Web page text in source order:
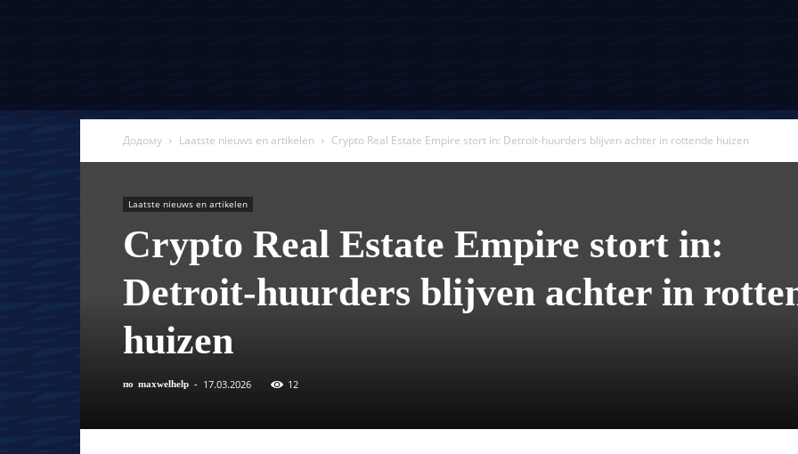
Додому Laatste nieuws en artikelen Crypto Real Estate Empire stort in: Detroit-huurders blijven achter in rottende huizen
Laatste nieuws en artikelen
Crypto Real Estate Empire stort in:
Detroit-huurders blijven achter in
huizen
по maxwelhelp - 17.03.2026 12